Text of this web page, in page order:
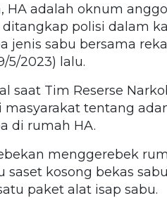
HA adalah oknum
ditangkap polisi dalam
jenis sabu bersama
5/2023) lalu.
saat Tim Reserse
tentang
di rumah HA.
menggerebek
kosong bekas
paket alat isap sabu.